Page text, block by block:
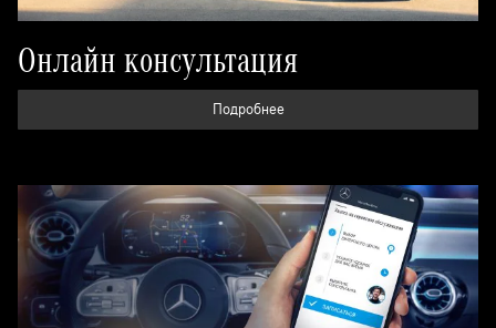
Онлайн консультация
Подробнее